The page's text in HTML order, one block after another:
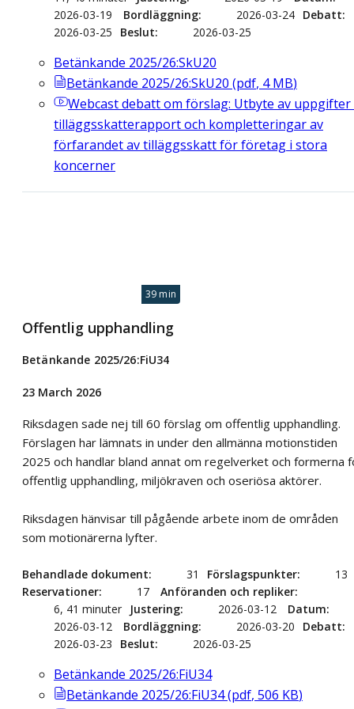
2026-03-19
Bordläggning 2026-03-24 Debatt
2026-03-25
Beslut 2026-03-25
Betänkande 2025/26:SkU20
Betänkande 2025/26:SkU20 (pdf, 4 MB)
Webcastdebatt om förslag: Utbyte av uppgifter
tilläggsskatterapport och kompletteringar av
förfarandet av tilläggsskatt för företag i stora
koncerner
39 min
Offentlig upphandling
Betänkande 2025/26:FiU34
23 March 2026
Riksdagen sade nej till 60 förslag om offentlig upphandling.
Förslagen har lämnats in under den allmänna motionstiden
2025 och handlar bland annat om regelverket och formerna
offentlig upphandling, miljökraven och oseriösa aktörer.
Riksdagen hänvisar till pågående arbete inom de områden
som motionärerna lyfter.
Behandlade dokument 31 Förslagspunkter
13
Reservationer
17
Anföranden och repliker
6, 41 minuter
Justering 2026-03-12
Datum
2026-03-12
Bordläggning 2026-03-20
Debatt
2026-03-23
Beslut 2026-03-25
Betänkande 2025/26:FiU34
Betänkande 2025/26:FiU34(pdf, 506 KB)